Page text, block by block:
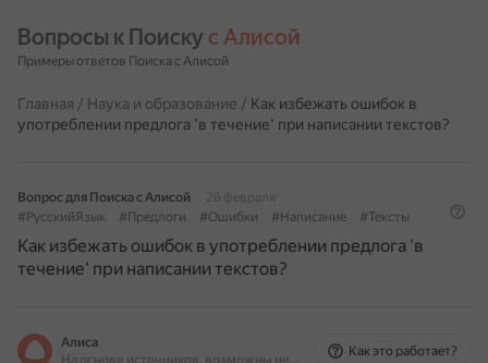
Вопросы к Поиску с Алисой
Примеры ответов Поиска с Алисой
Главная / Наука и образование / Как избежать ошибок в
употреблении предлога 'в течение' при написании текстов?
Вопрос для Поиска с Алисой
26 февраля
#РусскийЯзык
#Предлоги #Ошибки #Написание #Тексты
Как избежать ошибок в употреблении предлога 'в
течение' при написании текстов?
Алиса
На основе источников, возможны неточности
Как это работает?